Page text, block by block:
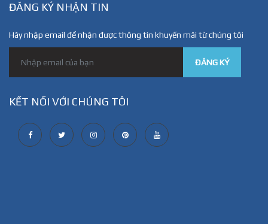
ĐĂNG KÝ NHẬN TIN
Hãy nhập email để nhận được thông tin khuyến mãi từ chúng tôi
ĐĂNG KÝ
KẾT NỐI VỚI CHÚNG TÔI